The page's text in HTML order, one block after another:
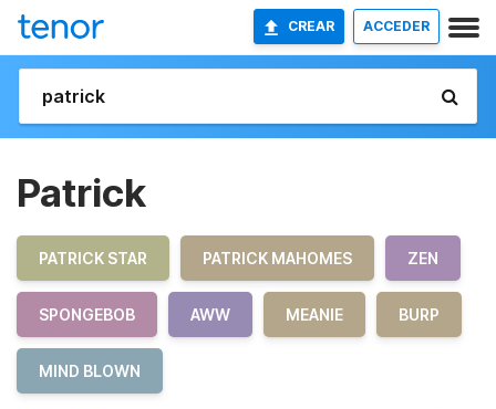
CREAR ACCEDER
Patrick
PATRICK STAR PATRICK MAHOMES ZEN
SPONGEBOB AWW MEANIE BURP
MIND BLOWN